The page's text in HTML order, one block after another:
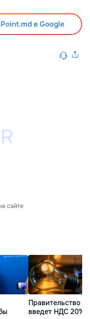
в Google
сайте
Правительство
введет НДС 20%